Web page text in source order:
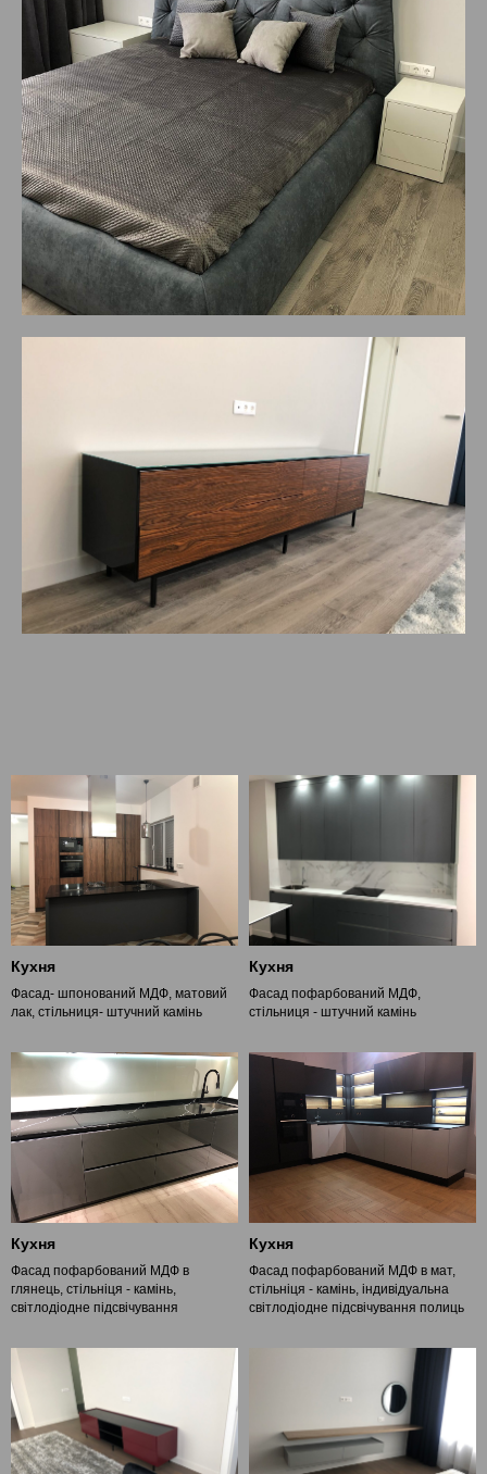
Кухня
Фасад- шпонований МДФ, матовий
лак, стільниця- штучний камінь
Кухня
Фасад пофарбований МДФ,
стільниця - штучний камінь
Кухня
Фасад пофарбований МДФ в
глянець, стільніця - камінь,
світлодіодне підсвічування
Кухня
Фасад пофарбований МДФ в мат,
стільніця - камінь, індивідуальна
світлодіодне підсвічування полиць